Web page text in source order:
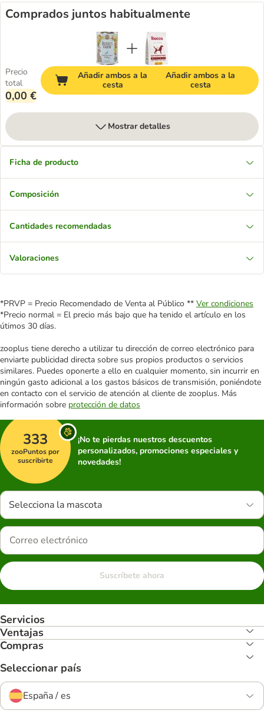
Comprados juntos habitualmente
Precio
total
0,00 €
Añadir ambos a la
cesta
Añadir ambos a la
cesta
Mostrar detalles
Ficha de producto
Composición
Cantidades recomendadas
Valoraciones
*PRVP = Precio Recomendado de Venta al Público ** Ver condiciones
*Precio normal = El precio más bajo que ha tenido el artículo en los
útimos 30 días.
zooplus tiene derecho a utilizar tu dirección de correo electrónico para
enviarte publicidad directa sobre sus propios productos o servicios
similares. Puedes oponerte a ello en cualquier momento, sin incurrir en
ningún gasto adicional a los gastos básicos de transmisión, poniéndote
en contacto con el servicio de atención al cliente de zooplus. Más
información sobre protección de datos
333
zooPuntos por
suscribirte
¡No te pierdas nuestros descuentos
personalizados, promociones especiales y
novedades!
Selecciona la mascota
Suscríbete ahora
Servicios
Ventajas
Compras
Seleccionar país
España / es